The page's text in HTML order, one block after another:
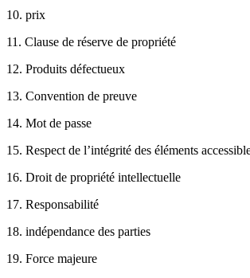
10. prix
11. Clause de réserve de propriété
12. Produits défectueux
13. Convention de preuve
14. Mot de passe
15. Respect de l’intégrité des éléments
16. Droit de propriété intellectuelle
17. Responsabilité
18. indépendance des parties
19. Force majeure